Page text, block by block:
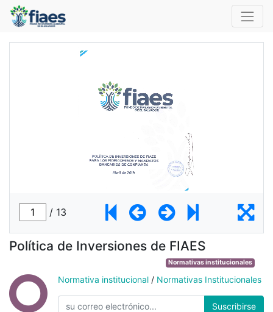
Política de Inversiones de FIAES
Normativas institucionales
Normativa institucional / Normativas Institucionales
Suscribirse